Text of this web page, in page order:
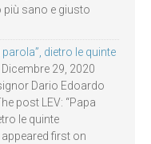
più sano e giusto
dietro le quinte
Dicembre 29, 2020
Dario Edoardo
post LEV: “Papa
le quinte
first on